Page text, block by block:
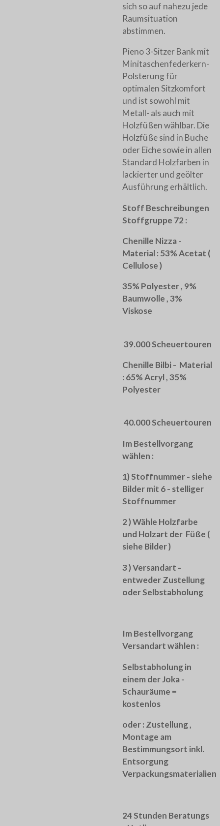
sich so auf nahezu jede
Raumsituation
abstimmen.
Pieno 3-Sitzer Bank mit
Minitaschenfederkern-
Polsterung für
optimalen Sitzkomfort
und ist sowohl mit
Metall- als auch mit
Holzfüßen wählbar. Die
Holzfüße sind in Buche
oder Eiche sowie in allen
Standard Holzfarben in
lackierter und geölter
Ausführung erhältlich.
Stoff Beschreibungen
Stoffgruppe 72 :
Chenille Nizza -
Material : 53% Acetat (
Cellulose )
35% Polyester , 9%
Baumwolle , 3%
Viskose
39.000 Scheuertouren
Chenille Bilbi - Material
: 65% Acryl , 35%
Polyester
40.000 Scheuertouren
Im Bestellvorgang
wählen :
1) Stoffnummer - siehe
Bilder mit 6 - stelliger
Stoffnummer
2 ) Wähle Holzfarbe
und Holzart der Füße (
siehe Bilder )
3 ) Versandart -
entweder Zustellung
oder Selbstabholung
Im Bestellvorgang
Versandart wählen :
Selbstabholung in
einem der Joka -
Schauräume =
kostenlos
oder : Zustellung ,
Montage am
Bestimmungsort inkl.
Entsorgung
Verpackungsmaterialien
24 Stunden Beratungs